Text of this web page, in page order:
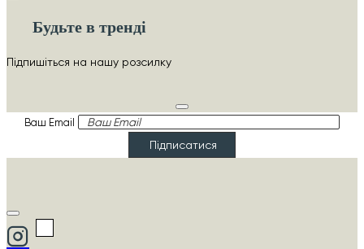
Будьте в тренді
Підпишіться на нашу розсилку
Ваш Email
Підписатися